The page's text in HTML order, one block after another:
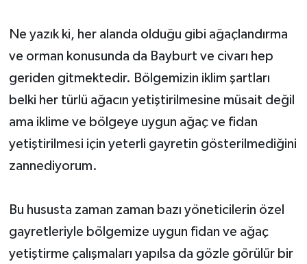
Ne yazık ki, her alanda olduğu gibi ağaçlandırma
ve orman konusunda da Bayburt ve civarı hep
geriden gitmektedir. Bölgemizin iklim şartları
belki her türlü ağacın yetiştirilmesine müsait değil
ama iklime ve bölgeye uygun ağaç ve fidan
yetiştirilmesi için yeterli gayretin gösterilmediğini
zannediyorum.
Bu hususta zaman zaman bazı yöneticilerin özel
gayretleriyle bölgemize uygun fidan ve ağaç
yetiştirme çalışmaları yapılsa da gözle görülür bir